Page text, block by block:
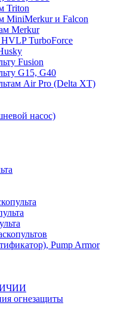
Triton
MiniMerkur и Falcon
Merkur
HVLP TurboForce
Fusion
G15, G40
Air Pro (Delta XT)
насос)
Pump Armor
огнезащиты